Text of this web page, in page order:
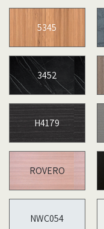
5345
3452
H4179
ROVERO
NWC054